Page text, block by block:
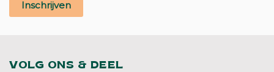
Inschrijven
VOLG ONS & DEEL